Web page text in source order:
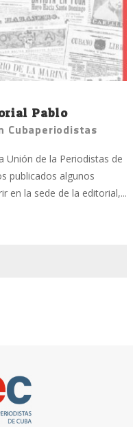
Pablo
Cubaperiodistas
Unión de la Periodistas de
publicados algunos
en la sede de la editorial,...